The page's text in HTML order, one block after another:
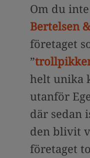
Om du
Bertelsen
företaget
”
helt unika
utanför
där sedan
den blivit
företaget